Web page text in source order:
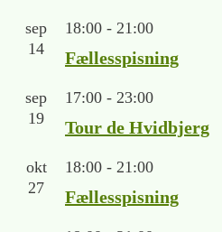
sep
14
18:00 - 21:00
Fællesspisning
sep
19
17:00 - 23:00
Tour de Hvidbjerg
okt
27
18:00 - 21:00
Fællesspisning